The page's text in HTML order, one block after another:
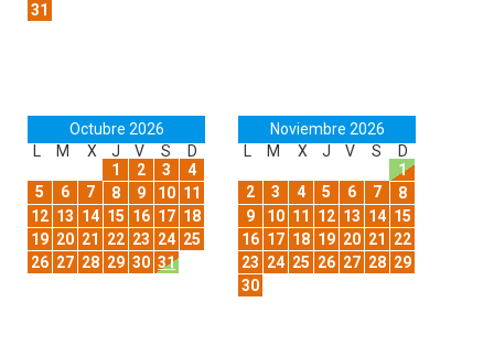
31
Octubre 2026
M X J V S
D
1
2 3
4
5
6 7 8 9 10 11
12 13 14 15 16 17 18
19 20 21 22 23 24 25
26 27 28 29 30 31
Noviembre 2026
M X J V S
D
1
2
3 4 5 6 7
8
9
10 11 12 13 14 15
16 17 18 19 20 21
22
23 24 25 26 27 28 29
30